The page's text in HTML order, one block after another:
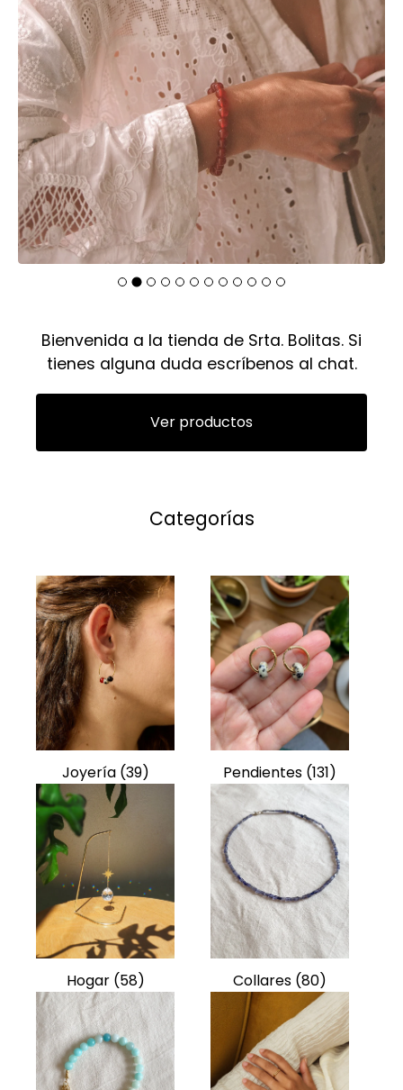
Bienvenida a la tienda de Srta. Bolitas. Si
tienes alguna duda escríbenos al chat.
Ver productos
Categorías
Joyería (39) Pendientes (131)
Hogar (58) Collares (80)